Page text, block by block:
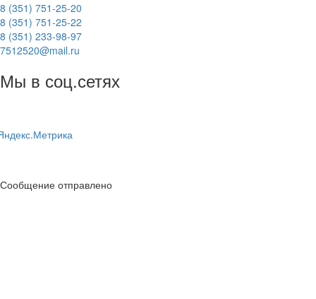
8 (351) 751-25-20
8 (351) 751-25-22
8 (351) 233-98-97
7512520@mail.ru
Мы в соц.сетях
Сообщение отправлено